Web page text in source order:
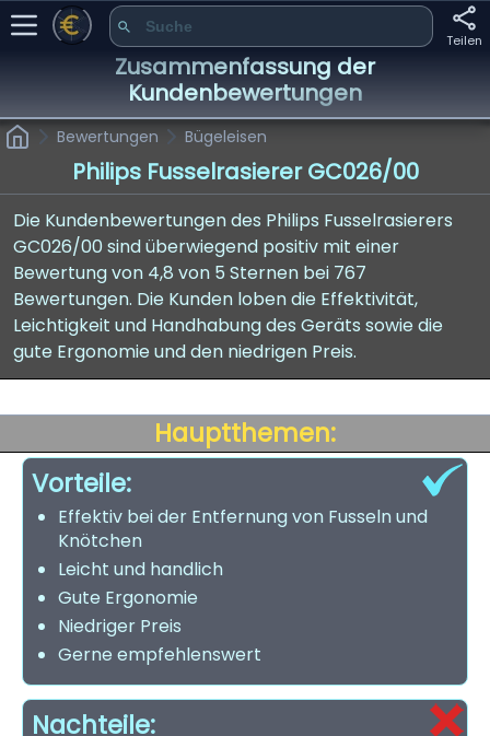
Teilen
Zusammenfassung der
Kundenbewertungen
Bewertungen Bügeleisen
Philips Fusselrasierer GC026/00
Die Kundenbewertungen des Philips Fusselrasierers
GC026/00 sind überwiegend positiv mit einer
Bewertung von 4,8 von 5 Sternen bei 767
Bewertungen. Die Kunden loben die Effektivität,
Leichtigkeit und Handhabung des Geräts sowie die
gute Ergonomie und den niedrigen Preis.
Hauptthemen:
Vorteile:
Effektiv bei der Entfernung von Fusseln und
Knötchen
Leicht und handlich
Gute Ergonomie
Niedriger Preis
Gerne empfehlenswert
Nachteile: